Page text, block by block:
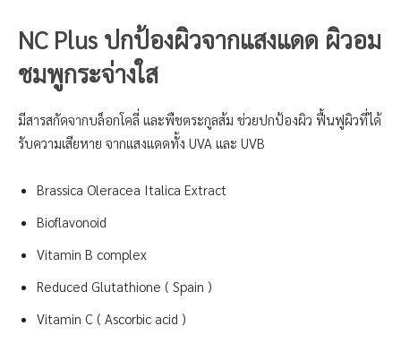
NC Plus ปกป้องผิวจากแสงแดด ผิวอม
ชมพูกระจ่างใส
มีสารสกัดจากบล็อกโคลี่ และพืชตระกูลส้ม ช่วยปกป้องผิว ฟื้นฟูผิวที่ได้
รับความเสียหาย จากแสงแดดทั้ง UVA และ UVB
Brassica Oleracea Italica Extract
Bioflavonoid
Vitamin B complex
Reduced Glutathione ( Spain )
Vitamin C ( Ascorbic acid )